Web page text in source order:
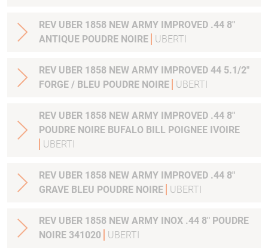
REV UBER 1858 NEW ARMY IMPROVED .44 8"
ANTIQUE POUDRE NOIRE
UBERTI
REV UBER 1858 NEW ARMY IMPROVED 44 5.1/2"
FORGE / BLEU POUDRE NOIRE
UBERTI
REV UBER 1858 NEW ARMY IMPROVED .44 8"
POUDRE NOIRE BUFALO BILL POIGNEE IVOIRE
UBERTI
REV UBER 1858 NEW ARMY IMPROVED .44 8"
GRAVE BLEU POUDRE NOIRE
UBERTI
REV UBER 1858 NEW ARMY INOX .44 8" POUDRE
NOIRE 341020
UBERTI